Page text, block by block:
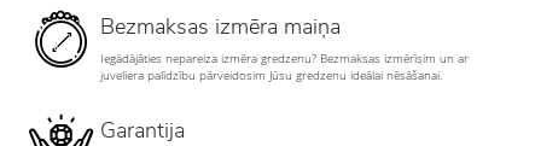
Bezmaksas izmēra maiņa
Iegādājāties nepareiza izmēra gredzenu? Bezmaksas izmērīsim un ar
juveliera palīdzību pārveidosim Jūsu gredzenu ideālai nēsāšanai.
Garantija